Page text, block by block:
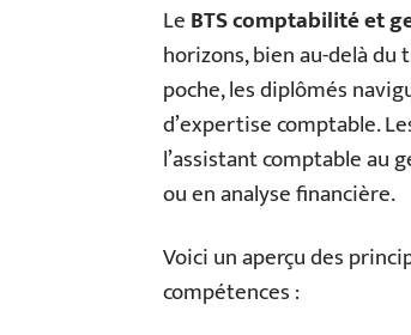
LeBTS comptabilité et
horizons, bien au-delà
poche, les diplômés
d’expertise comptable.
l’assistant comptable au
ou en analyse financière.
Voici un aperçu des
compétences :